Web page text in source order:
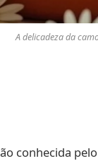
A delicadeza da
conhecida